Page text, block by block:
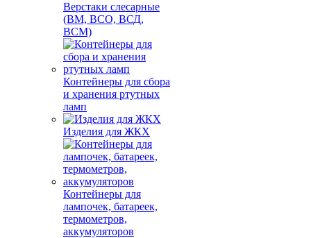
Верстаки слесарные
(ВМ, ВСО, ВСД,
ВСМ)
Контейнеры для сбора
и хранения ртутных
ламп
Изделия для ЖКХ
Контейнеры для
лампочек, батареек,
термометров,
аккумуляторов